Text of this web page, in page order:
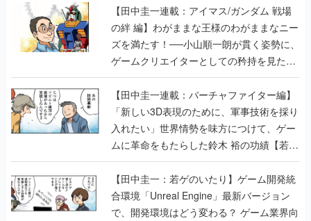
【田中圭一連載：アイマス/ガンダム 戦場
の絆 編】わがままな王様のわがままなニー
ズを満たす！──小山順一朗が貫く姿勢に、
ゲームクリエイターとしての矜持を見た
【若ゲのいたり最終回】
【田中圭一連載：バーチャファイター編】
「新しい3D表現のために、軍事技術を採り
入れたい」世界情勢を味方につけて、ゲー
ムに革命をもたらした鈴木 裕の功績【若ゲ
のいたり】
【田中圭一：若ゲのいたり】ゲーム開発統
合環境「Unreal Engine」最新バージョン
で、開発環境はどう変わる？ ゲーム業界向